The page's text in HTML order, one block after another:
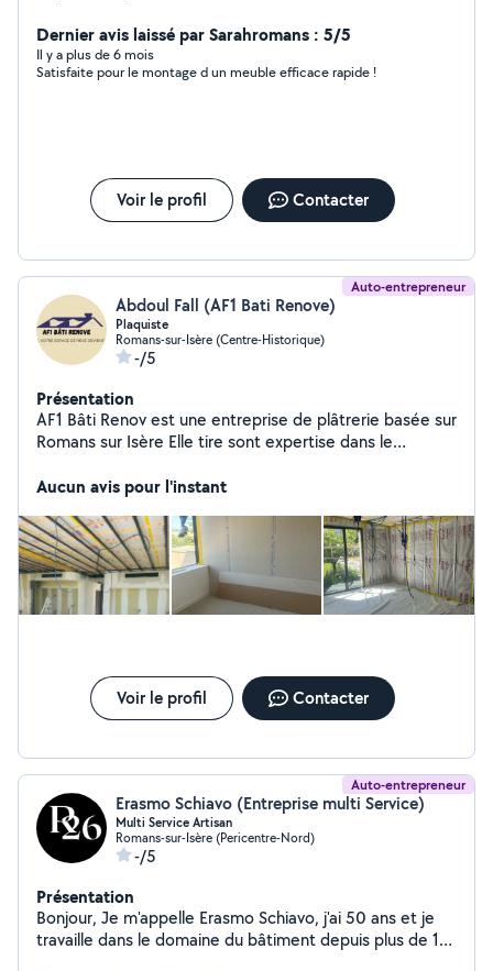
Dernier avis laissé par Sarahromans : 5/5
Il y a plus de 6 mois
Satisfaite pour le montage d un meuble efficace rapide !
Voir le profil Contacter
Auto-entrepreneur
Abdoul Fall (AF1 Bati Renove)
Plaquiste
Romans-sur-Isère (Centre-Historique)
-/5
Présentation
AF1 Bâti Renov est une entreprise de plâtrerie basée sur
Romans sur Isère Elle tire sont expertise dans le
professionnels à l'écoute Le savoir être et le savoir faire
Aucun avis pour l'instant
Voir le profil Contacter
Auto-entrepreneur
Erasmo Schiavo (Entreprise multi Service)
Multi Service Artisan
Romans-sur-Isère (Pericentre-Nord)
-/5
Présentation
Bonjour, Je m'appelle Erasmo Schiavo, j'ai 50 ans et je
travaille dans le domaine du bâtiment depuis plus de 10